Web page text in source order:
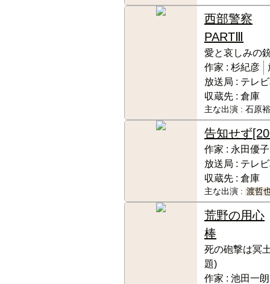
西部警察
PARTⅢ
愛と哀しみの
作家 : 杉紀彦
放送局 : テレ
収蔵先 : 倉庫
主な出演 : 石原
告知せず
作家 : 永田優子
放送局 : テレ
収蔵先 : 倉庫
主な出演 : 渡哲
荒野の用心
棒
死の砲撃は冥
題)
作家 : 池田一朗